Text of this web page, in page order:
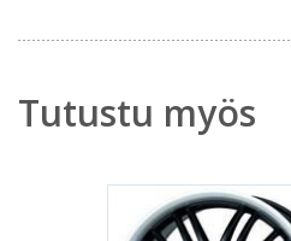
Tutustu myös